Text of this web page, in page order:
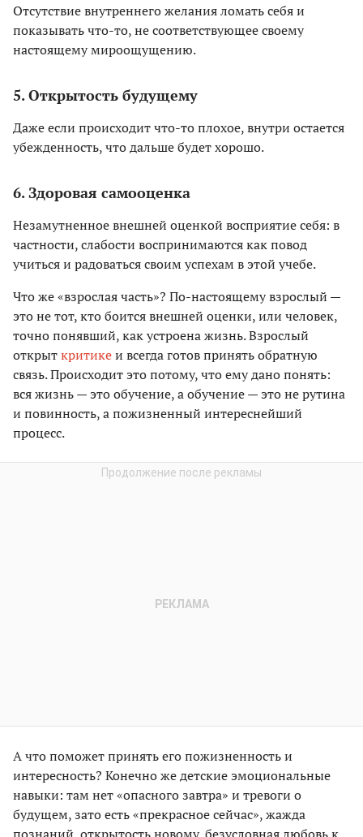
Отсутствие внутреннего желания ломать себя и
показывать что-то, не соответствующее своему
настоящему мироощущению.
5. Открытость будущему
Даже если происходит что-то плохое, внутри остается
убежденность, что дальше будет хорошо.
6. Здоровая самооценка
Незамутненное внешней оценкой восприятие себя: в
частности, слабости воспринимаются как повод
учиться и радоваться своим успехам в этой учебе.
Что же «взрослая часть»? По-настоящему взрослый —
это не тот, кто боится внешней оценки, или человек,
точно понявший, как устроена жизнь. Взрослый
открыткритикеи всегда готов принять обратную
связь. Происходит это потому, что ему дано понять:
вся жизнь — это обучение, а обучение — это не рутина
и повинность, а пожизненный интереснейший
процесс.
А что поможет принять его пожизненность и
интересность? Конечно же детские эмоциональные
навыки: там нет «опасного завтра» и тревоги о
будущем, зато есть «прекрасное сейчас», жажда